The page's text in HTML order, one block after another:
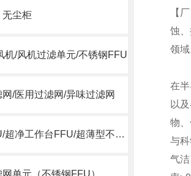
无尘柜
机/风机过滤单元/不锈钢FFU
/医用过滤网/异味过滤网
超薄型FFU/超净工作台FFU/超薄型不锈钢FFU
单元（不锈钢FFU）
【
蚀
领
在
以
物
与
气